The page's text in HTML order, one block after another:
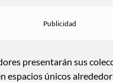
presentarán sus
espacios únicos